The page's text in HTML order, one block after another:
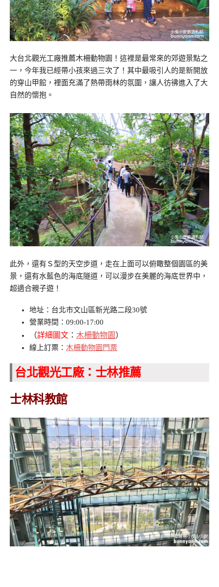
大台北觀光工廠推薦木柵動物園！這裡是最常來的郊遊景點之
一，今年我已經帶小孩來過三次了！其中最吸引人的是新開放
的穿山甲館，裡面充滿了熱帶雨林的氛圍，讓人彷彿進入了大
自然的懷抱。
此外，還有Ｓ型的天空步道，走在上面可以俯瞰整個園區的美
景，還有水藍色的海底隧道，可以漫步在美麗的海底世界中，
超適合親子遊！
地址：台北市文山區新光路二段30號
營業時間：09:00-17:00
（詳細圖文 ： 木柵動物園 ）
線上訂票： 木柵動物園門票
台北觀光工廠：士林推薦
士林科教館